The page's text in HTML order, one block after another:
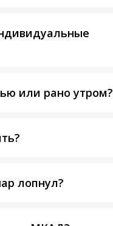
или рано утром?
лопнул?